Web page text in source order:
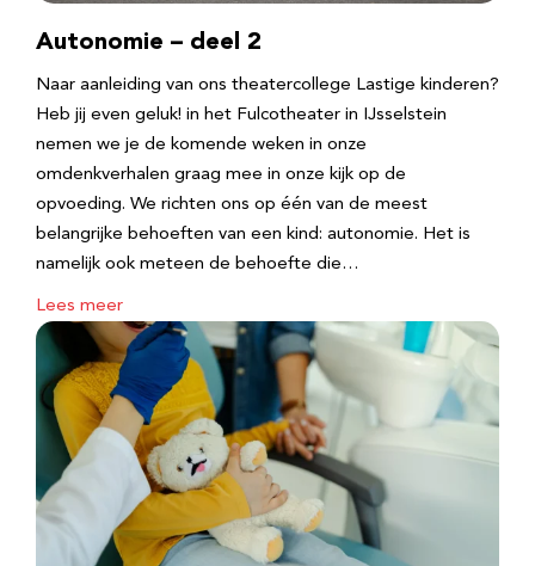
Autonomie – deel 2
Naar aanleiding van ons theatercollege Lastige kinderen?
Heb jij even geluk! in het Fulcotheater in IJsselstein
nemen we je de komende weken in onze
omdenkverhalen graag mee in onze kijk op de
opvoeding. We richten ons op één van de meest
belangrijke behoeften van een kind: autonomie. Het is
namelijk ook meteen de behoefte die…
Lees meer